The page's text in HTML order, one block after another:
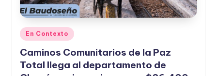
U
DPublicado
en
En Contexto
Caminos Comunitarios de la Paz
Total llega al departamento de